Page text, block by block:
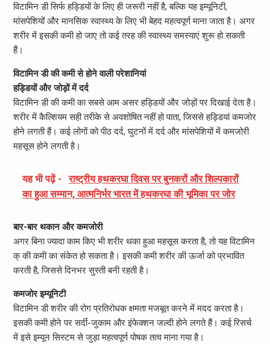
विटामिन डी सिर्फ हड्डियों के लिए ही जरूरी नहीं है, बल्कि यह इम्यूनिटी,
मांसपेशियों और मानसिक स्वास्थ्य के लिए भी बेहद महत्वपूर्ण माना जाता है। अगर
शरीर में इसकी कमी हो जाए तो कई तरह की स्वास्थ्य समस्याएं शुरू हो सकती
हैं।
विटामिन डी की कमी से होने वाली परेशानियां
हड्डियों और जोड़ों में दर्द
विटामिन डी की कमी का सबसे आम असर हड्डियों और जोड़ों पर दिखाई देता है।
शरीर में कैल्शियम सही तरीके से अवशोषित नहीं हो पाता, जिससे हड्डियां कमजोर
होने लगती हैं। कई लोगों को पीठ दर्द, घुटनों में दर्द और मांसपेशियों में कमजोरी
महसूस होने लगती है।
यह भी पढ़ें -
राष्ट्रीय हथकरघा दिवस पर बुनकरों और शिल्पकारों
का हुआ सम्मान, आत्मनिर्भर भारत में हथकरघा की भूमिका पर जोर
बार-बार थकान और कमजोरी
अगर बिना ज्यादा काम किए भी शरीर थका हुआ महसूस करता है, तो यह विटामिन
क् की कमी का संकेत हो सकता है। इसकी कमी शरीर की ऊर्जा को प्रभावित
करती है, जिससे दिनभर सुस्ती बनी रहती है।
कमजोर इम्यूनिटी
विटामिन डी शरीर की रोग प्रतिरोधक क्षमता मजबूत करने में मदद करता है।
इसकी कमी होने पर सर्दी-जुकाम और इंफेक्शन जल्दी होने लगते हैं। कई रिसर्च
में इसे इम्यून सिस्टम से जुड़ा महत्वपूर्ण पोषक तत्व माना गया है।